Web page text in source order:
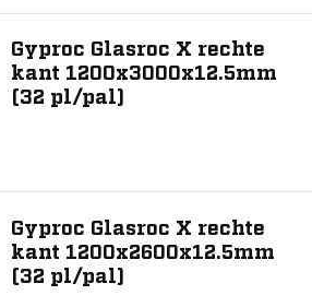
Gyproc Glasroc X rechte
kant 1200x3000x12.5mm
(32 pl/pal)
Gyproc Glasroc X rechte
kant 1200x2600x12.5mm
(32 pl/pal)